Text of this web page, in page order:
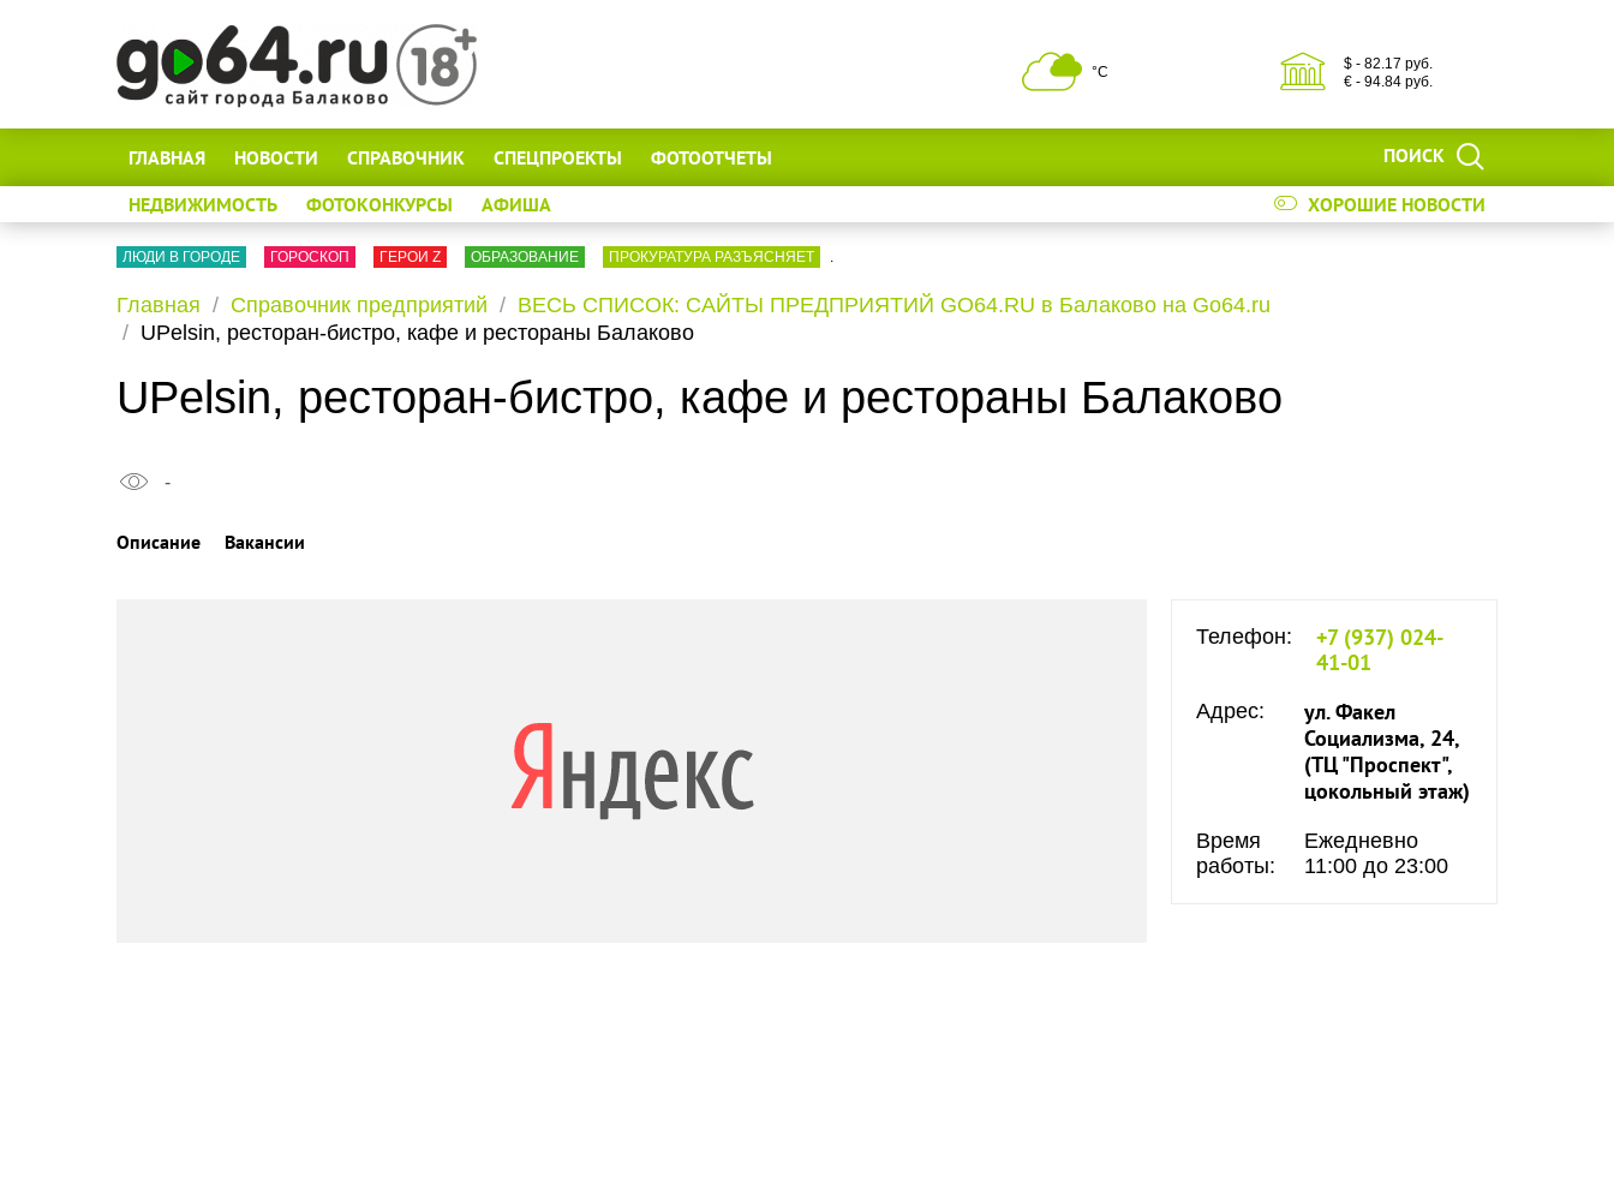
°С
$ - 82.17 руб.
€ - 94.84 руб.
ПОИСК
ГЛАВНАЯ НОВОСТИ СПРАВОЧНИК СПЕЦПРОЕКТЫ
ФОТООТЧЕТЫ
ХОРОШИЕ НОВОСТИ
НЕДВИЖИМОСТЬ ФОТОКОНКУРСЫ АФИША
ЛЮДИ В ГОРОДЕ ГОРОСКОП ГЕРОИ Z ОБРАЗОВАНИЕ ПРОКУРАТУРА РАЗЪЯСНЯЕТ .
Главная Справочник предприятий
ВЕСЬ СПИСОК: САЙТЫ ПРЕДПРИЯТИЙ GO64.RU в Балаково на Go64.ru
UPelsin, ресторан-бистро, кафе и рестораны Балаково
UPelsin, ресторан-бистро, кафе и рестораны Балаково
-
Описание Вакансии
Телефон:
+7 (937) 024-
41-01
Адрес:
ул. Факел
Социализма, 24,
(ТЦ "Проспект",
цокольный этаж)
Время
работы:
Ежедневно
11:00 до 23:00